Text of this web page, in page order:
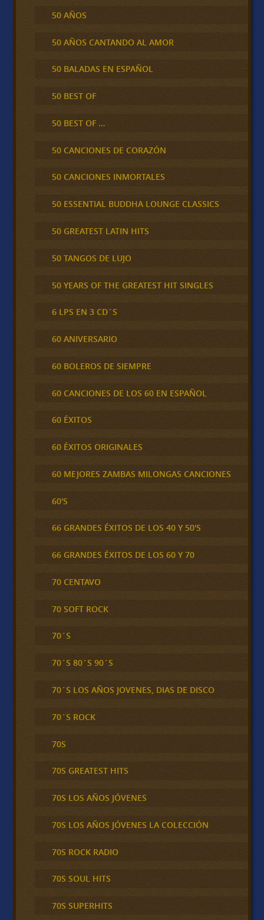
50 AÑOS
50 AÑOS CANTANDO AL AMOR
50 BALADAS EN ESPAÑOL
50 BEST OF
50 BEST OF …
50 CANCIONES DE CORAZÓN
50 CANCIONES INMORTALES
50 ESSENTIAL BUDDHA LOUNGE CLASSICS
50 GREATEST LATIN HITS
50 TANGOS DE LUJO
50 YEARS OF THE GREATEST HIT SINGLES
6 LPS EN 3 CD´S
60 ANIVERSARIO
60 BOLEROS DE SIEMPRE
60 CANCIONES DE LOS 60 EN ESPAÑOL
60 ÉXITOS
60 ÉXITOS ORIGINALES
60 MEJORES ZAMBAS MILONGAS CANCIONES
60'S
66 GRANDES ÉXITOS DE LOS 40 Y 50'S
66 GRANDES ÉXITOS DE LOS 60 Y 70
70 CENTAVO
70 SOFT ROCK
70´S
70´S 80´S 90´S
70´S LOS AÑOS JOVENES, DIAS DE DISCO
70´S ROCK
70S
70S GREATEST HITS
70S LOS AÑOS JÓVENES
70S LOS AÑOS JÓVENES LA COLECCIÓN
70S ROCK RADIO
70S SOUL HITS
70S SUPERHITS